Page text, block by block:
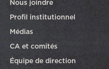
Nous joindre
Profil institutionnel
Médias
CA et comités
Équipe de direction